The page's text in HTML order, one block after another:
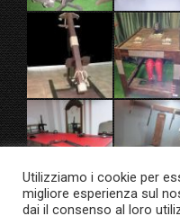
Utilizziamo i cookie per
migliore esperienza sul
dai il consenso al loro